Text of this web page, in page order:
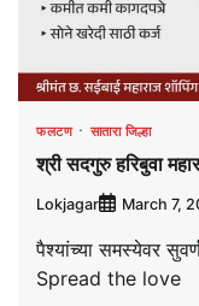
फलटण सातारा जिल्हा
श्री सदगुरु हरिबुवा
Lokjagar March 7,
पैश्यांच्या समस्येवर
Spread the love